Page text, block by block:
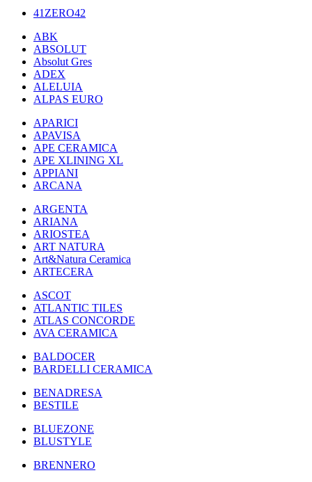
41ZERO42
ABK
ABSOLUT
Absolut Gres
ADEX
ALELUIA
ALPAS EURO
APARICI
APAVISA
APE CERAMICA
APE XLINING XL
APPIANI
ARCANA
ARGENTA
ARIANA
ARIOSTEA
ART NATURA
Art&Natura Ceramica
ARTECERA
ASCOT
ATLANTIC TILES
ATLAS CONCORDE
AVA CERAMICA
BALDOCER
BARDELLI CERAMICA
BENADRESA
BESTILE
BLUEZONE
BLUSTYLE
BRENNERO